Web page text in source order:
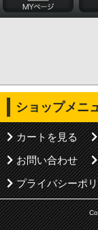
ショップメニ
カートを見る
お問い合わせ
プライバシーポ